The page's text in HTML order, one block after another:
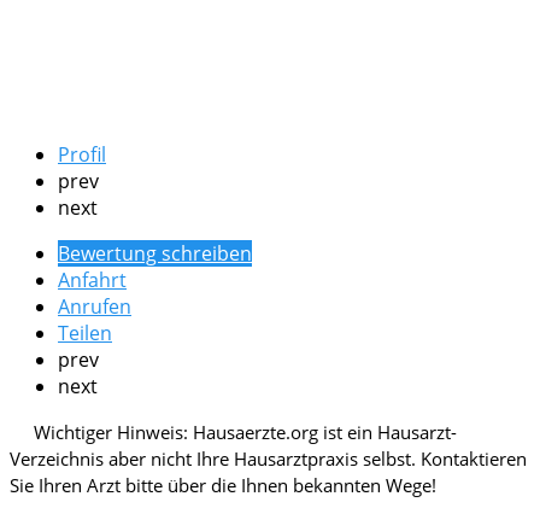
Profil
prev
next
Bewertung schreiben
Anfahrt
Anrufen
Teilen
prev
next